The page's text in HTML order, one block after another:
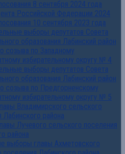
8 сентября 2024 года
Российской Федерации 2024
10 сентября 2023 года
выборы депутатов Совета
образования Лабинский район
созыва по Западному
избирательному округу № 4
выборы депутатов Совета
образования Лабинский район
созыва по Предгорненскому
избирательному округу № 5
Владимирского сельского
Лабинского района
Лучевого сельского поселения
района
выборы главы Ахметовского